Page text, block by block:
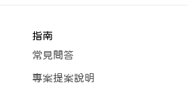
指南
常見問答
專案提案說明